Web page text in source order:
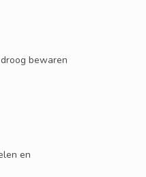
bewaren
en